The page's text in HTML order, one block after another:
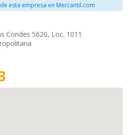
esta empresa en Mercantil.com
Condes 5620, Loc. 1011